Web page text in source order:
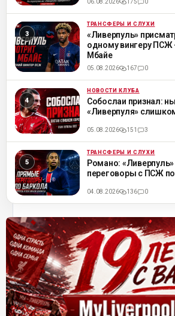
06.08.2026 175 0
ML ТРАНСФЕРЫ И СЛУХИ
«Ливерпуль»
одному вингеру ПСЖ
Мбайе
05.08.2026 167 0
ML НОВОСТИ КЛУБА
Собослаи признал:
«Ливерпуля»
05.08.2026 151 3
ML ТРАНСФЕРЫ И СЛУХИ
Романо:
переговоры с ПСЖ
04.08.2026 136 0